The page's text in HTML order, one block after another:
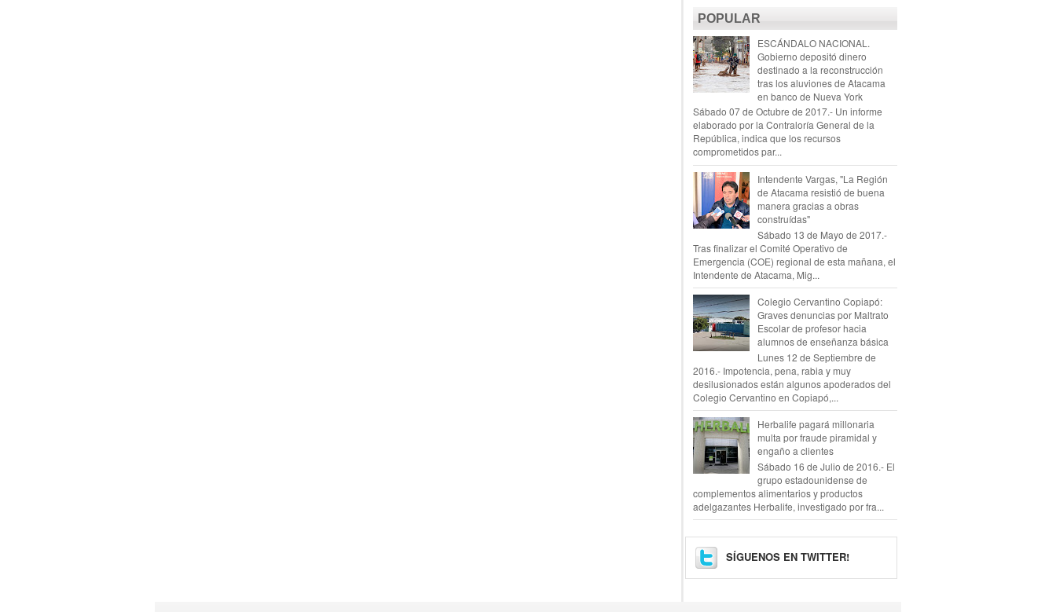
POPULAR
ESCÁNDALO NACIONAL.
Gobierno depositó dinero
destinado a la reconstrucción
tras los aluviones de Atacama
en banco de Nueva York
Sábado 07 de Octubre de 2017.- Un informe
elaborado por la Contraloría General de la
República, indica que los recursos
comprometidos par...
Intendente Vargas, "La Región
de Atacama resistió de buena
manera gracias a obras
construídas"
Sábado 13 de Mayo de 2017.-
Tras finalizar el Comité Operativo de
Emergencia (COE) regional de esta mañana, el
Intendente de Atacama, Mig...
Colegio Cervantino Copiapó:
Graves denuncias por Maltrato
Escolar de profesor hacia
alumnos de enseñanza básica
Lunes 12 de Septiembre de
2016.- Impotencia, pena, rabia y muy
desilusionados están algunos apoderados del
Colegio Cervantino en Copiapó,...
Herbalife pagará millonaria
multa por fraude piramidal y
engaño a clientes
Sábado 16 de Julio de 2016.- El
grupo estadounidense de
complementos alimentarios y productos
adelgazantes Herbalife, investigado por fra...
SÍGUENOS EN TWITTER!